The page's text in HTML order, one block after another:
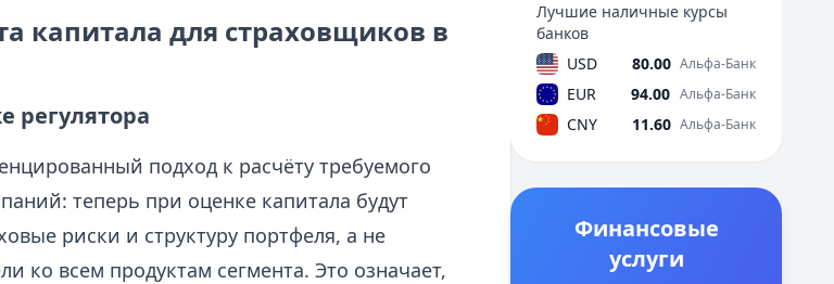
капитала для страховщиков в
регулятора
подход к расчёту требуемого
теперь при оценке капитала будут
риски и структуру портфеля, а не
ко всем продуктам сегмента. Это означает,
Лучшие наличные курсы
банков
USD
80.00 Альфа-Банк
EUR 94.00 Альфа-Банк
CNY 11.60 Альфа-Банк
Финансовые
услуги